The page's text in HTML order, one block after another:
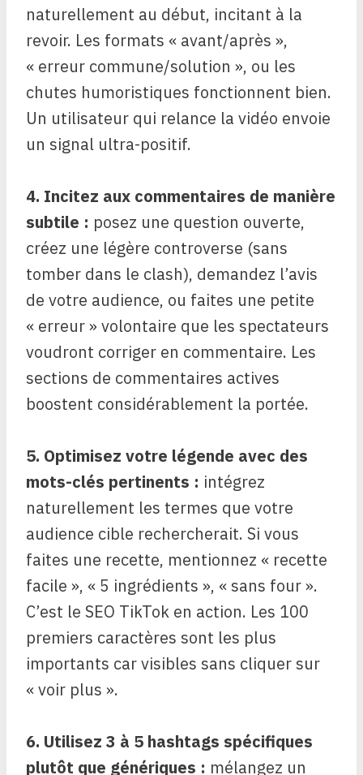
naturellement au début, incitant à la
revoir. Les formats « avant/après »,
« erreur commune/solution », ou les
chutes humoristiques fonctionnent bien.
Un utilisateur qui relance la vidéo envoie
un signal ultra-positif.
4. Incitez aux commentaires de manière
subtile : posez une question ouverte,
créez une légère controverse (sans
tomber dans le clash), demandez l’avis
de votre audience, ou faites une petite
« erreur » volontaire que les spectateurs
voudront corriger en commentaire. Les
sections de commentaires actives
boostent considérablement la portée.
5. Optimisez votre légende avec des
mots-clés pertinents : intégrez
naturellement les termes que votre
audience cible rechercherait. Si vous
faites une recette, mentionnez « recette
facile », « 5 ingrédients », « sans four ».
C’est le SEO TikTok en action. Les 100
premiers caractères sont les plus
importants car visibles sans cliquer sur
« voir plus ».
6. Utilisez 3 à 5 hashtags spécifiques
plutôt que génériques : mélangez un